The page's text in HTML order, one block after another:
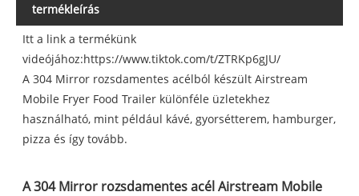
termékleírás
Itt a link a termékünk
videójához:https://www.tiktok.com/t/ZTRKp6gJU/
A 304 Mirror rozsdamentes acélból készült Airstream
Mobile Fryer Food Trailer különféle üzletekhez
használható, mint például kávé, gyorsétterem, hamburger,
pizza és így tovább.
A 304 Mirror rozsdamentes acél Airstream Mobile